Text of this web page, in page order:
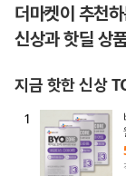
더마켓이 추천
신상과 핫딜 상
지금 핫한 신상
담기
1